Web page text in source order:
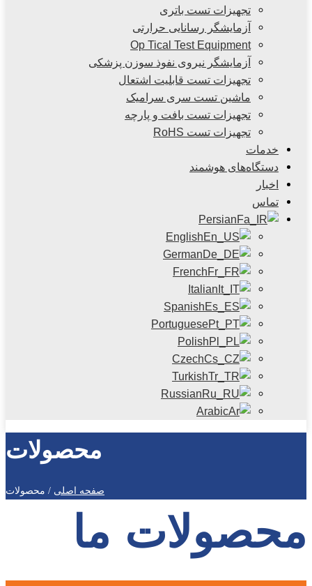
تجهیزات تست باتری
آزمایشگر رسانایی حرارتی
Op Tical Test Equipment
آزمایشگر نیروی نفوذ سوزن پزشکی
تجهیزات تست قابلیت اشتعال
ماشین تست سری سرامیک
تجهیزات تست بافت و پارچه
تجهیزات تست RoHS
خدمات
دستگاه‌های هوشمند
اخبار
تماس
Persian
English
German
French
Italian
Spanish
Portuguese
Polish
Czech
Turkish
Russian
Arabic
محصولات
صفحه اصلی / محصولات
محصولات ما